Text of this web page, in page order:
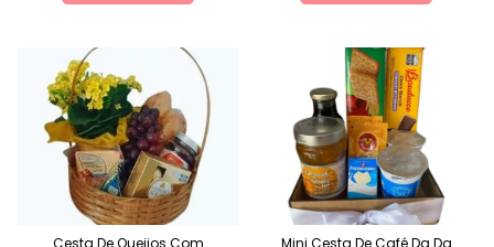
Cesta De Queijos Com
Mini Cesta De Café Da Da